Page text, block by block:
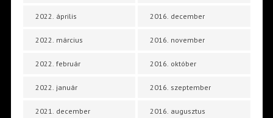
2022. április
2022. március
2022. február
2022. január
2021. december
2016. december
2016. november
2016. október
2016. szeptember
2016. augusztus